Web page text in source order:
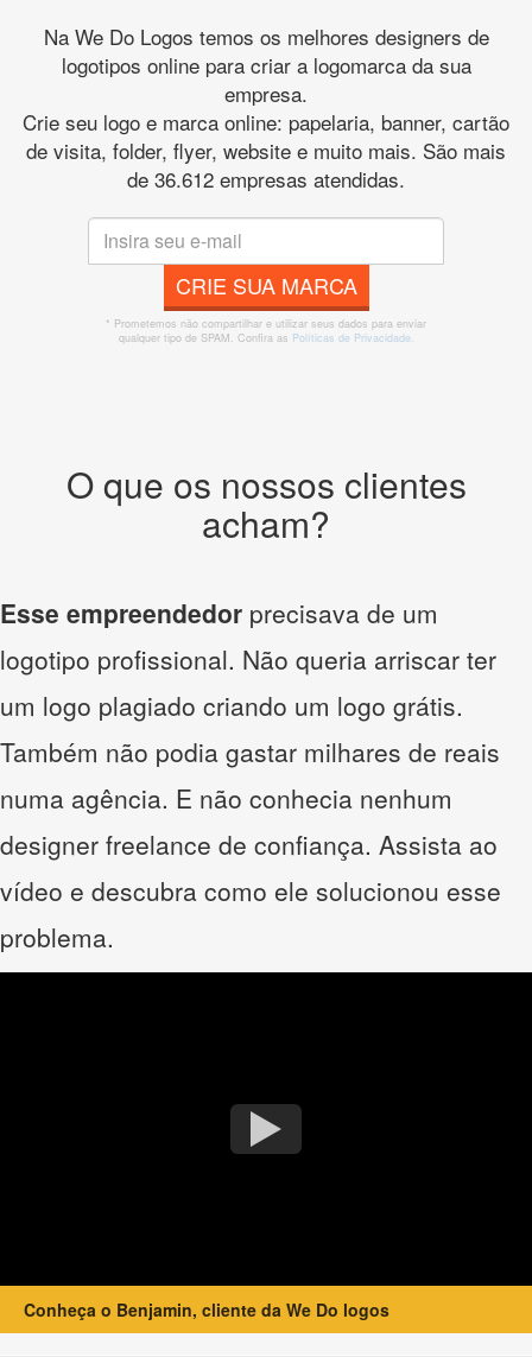
Na We Do Logos temos os melhores designers de
logotipos online para criar a logomarca da sua
empresa.
Crie seu logo e marca online: papelaria, banner, cartão
de visita, folder, flyer, website e muito mais. São mais
de 36.612 empresas atendidas.
CRIE SUA MARCA
* Prometemos não compartilhar e utilizar seus dados para enviar
qualquer tipo de SPAM. Confira as Políticas de Privacidade.
O que os nossos clientes
acham?
Esse empreendedor precisava de um
logotipo profissional. Não queria arriscar ter
um logo plagiado criando um logo grátis.
Também não podia gastar milhares de reais
numa agência. E não conhecia nenhum
designer freelance de confiança. Assista ao
vídeo e descubra como ele solucionou esse
problema.
Conheça o Benjamin, cliente da We Do logos